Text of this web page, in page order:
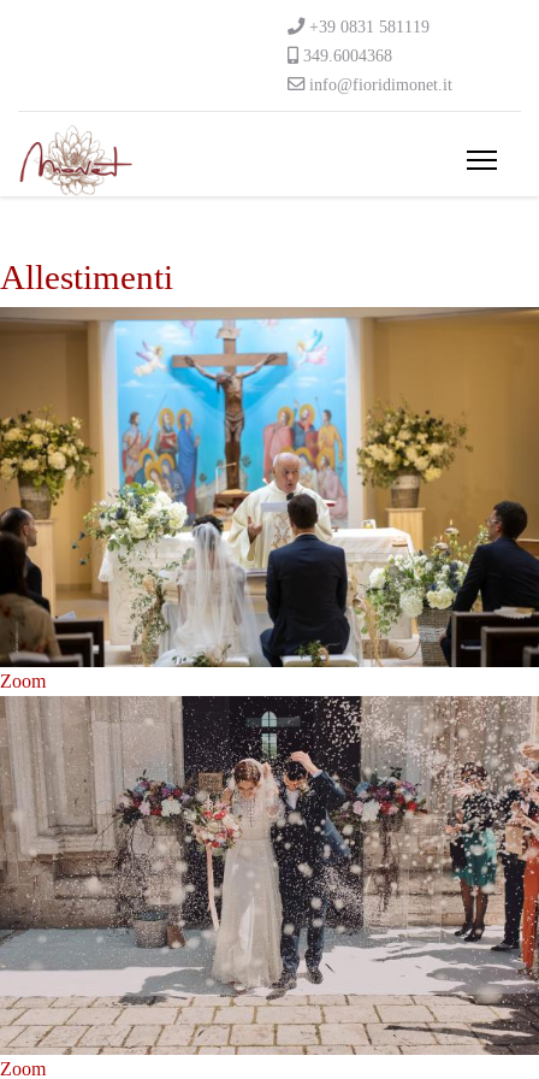
+39 0831 581119
349.6004368
info@fioridimonet.it
Allestimenti
Zoom
Zoom